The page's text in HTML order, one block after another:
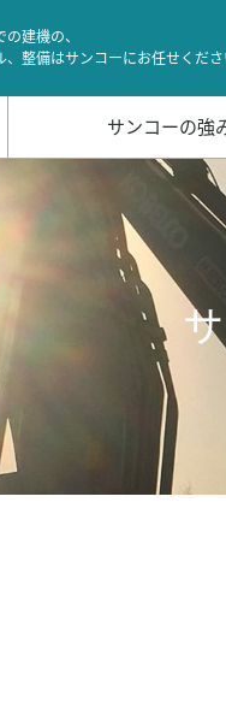
建機の、
整備はサンコーにお任せくださ
サンコーの強